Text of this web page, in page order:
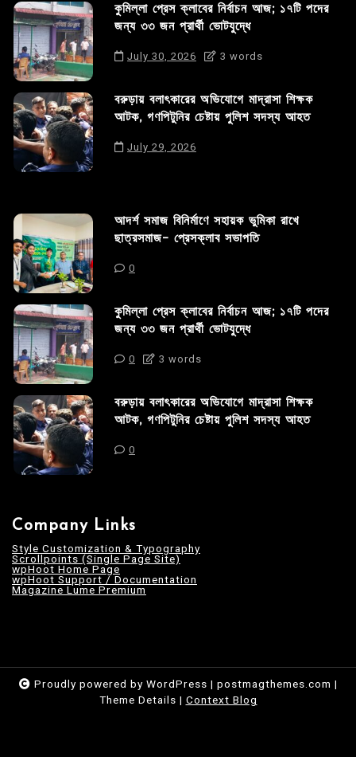
কুমিল্লা প্রেস ক্লাবের নির্বাচন আজ; ১৭টি পদের
জন্য ৩৩ জন প্রার্থী ভোটযুদ্ধে
July 30, 2026 3 words
বরুড়ায় বলাৎকারের অভিযোগে মাদ্রাসা শিক্ষক
আটক, গণপিটুনির চেষ্টায় পুলিশ সদস্য আহত
July 29, 2026
আদর্শ সমাজ বিনির্মাণে সহায়ক ভুমিকা রাখে
ছাত্রসমাজ- প্রেসক্লাব সভাপতি
0
কুমিল্লা প্রেস ক্লাবের নির্বাচন আজ; ১৭টি পদের
জন্য ৩৩ জন প্রার্থী ভোটযুদ্ধে
0 3 words
বরুড়ায় বলাৎকারের অভিযোগে মাদ্রাসা শিক্ষক
আটক, গণপিটুনির চেষ্টায় পুলিশ সদস্য আহত
0
Company Links
Style Customization & Typography
Scrollpoints (Single Page Site)
wpHoot Home Page
wpHoot Support / Documentation
Magazine Lume Premium
Proudly powered by WordPress | postmagthemes.com |
Theme Details | Context Blog